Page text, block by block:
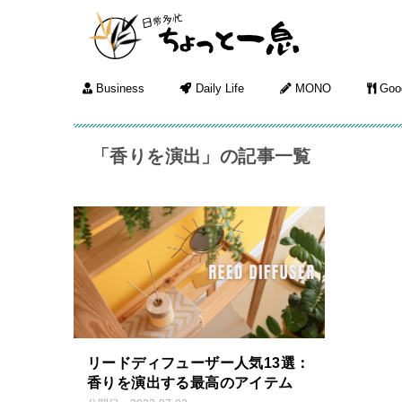
Business Daily Life MONO
「香りを演出」の記事一覧
リードディフューザー人気13選：
香りを演出する最高のアイテム